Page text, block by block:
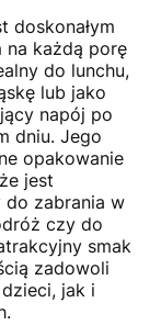
doskonałym
na każdą porę
do lunchu,
lub jako
napój po
dniu. Jego
opakowanie
jest
do zabrania w
czy do
smak
zadowoli
jak i